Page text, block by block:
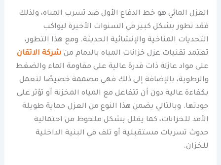
العزل المائي هو خط الدفاع الأول ضد تسرب المياه، ولذلك
فقد تطور بشكل كبير في السنوات الأخيرة ليواكب
التحديات المناخية والإنشائية الحديثة. ومع هذا التطور،
تعتمد تقنيات عزل خزانات المياه بالدمام من شركة الاتقان
على مواد عازلة ذات قدرة عالية على مقاومة الماء والضغط
والرطوبة، بالإضافة إلى ذلك فهي مصممة خصيصًا لتعمل
بكفاءة عالية دون أن تتفاعل مع المياه المخزنة أو تؤثر على
جودتها. وبالتالي يضمن هذا النوع من العزل حماية طويلة
الأمد للخزانات، كما يقلل بشكل ملحوظ من احتمالية
حدوث تسربات مستقبلية أو تلف في البنية الداخلية
للخزان.